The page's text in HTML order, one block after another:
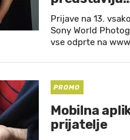
Prijave na 13.
Sony World
vse odprte na
PROMO
Mobilna
prijatelje